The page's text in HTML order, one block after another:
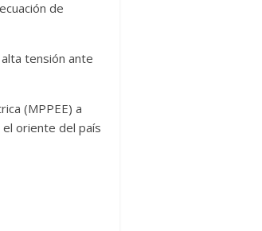
de
tensión ante
(MPPEE) a
oriente del país